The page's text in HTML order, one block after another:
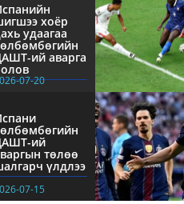
хоёр
удаагаа
ий аварга
07-20
ий
төлөө
үлдлээ
07-15